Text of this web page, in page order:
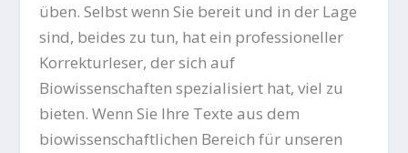
üben. Selbst wenn Sie bereit und in der Lage
sind, beides zu tun, hat ein professioneller
Korrekturleser, der sich auf
Biowissenschaften spezialisiert hat, viel zu
bieten. Wenn Sie Ihre Texte aus dem
biowissenschaftlichen Bereich für unseren